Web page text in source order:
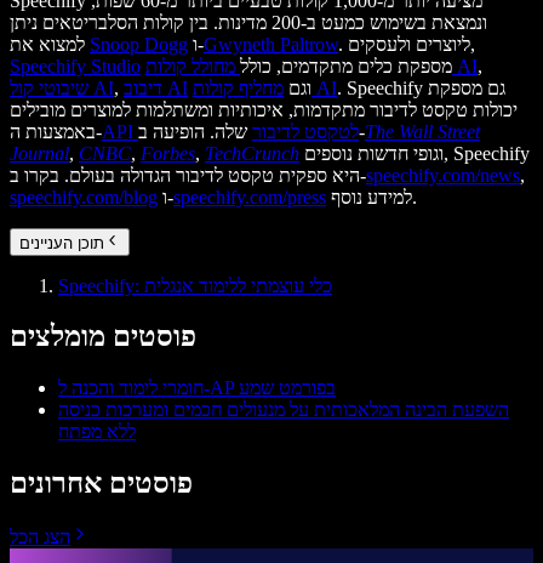
ונמצאת בשימוש כמעט ב-200 מדינות. בין קולות הסלבריטאים ניתן
Snoop Dogg ו-Gwyneth Paltrow
. ליוצרים ולעסקים,
Speechify Studio
מספקת כלים מתקדמים, כולל מחולל קולות AI,
שיבוטי קול AI, דיבוב AI וגם מחליף קולות AI. Speechify גם מספקת
יכולות טקסט לדיבור מתקדמות, איכותיות ומשתלמות למוצרים מובילים
באמצעות ה-
API לטקסט לדיבורשלה. הופיעה ב-The Wall Street
Journal, CNBC, Forbes, TechCrunch
היא ספקית טקסט לדיבור הגדולה בעולם. בקרו ב-speechify.com/news,
speechify.com/blog ו-speechify.com/press למידע נוסף.
תוכן העניינים
Speechify: כלי עוצמתי ללימוד אנגלית
פוסטים מומלצים
חומרי לימוד והכנה ל‑AP בפורמט שמע
השפעת הבינה המלאכותית על מנעולים חכמים ומערכות כניסה
ללא מפתח
פוסטים אחרונים
הצג הכל